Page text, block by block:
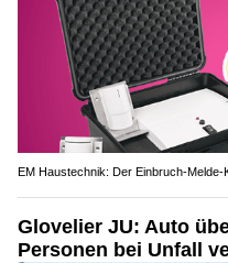
EM Haustechnik: Der Einbruch-
Glovelier JU: Auto
Personen bei Unfall